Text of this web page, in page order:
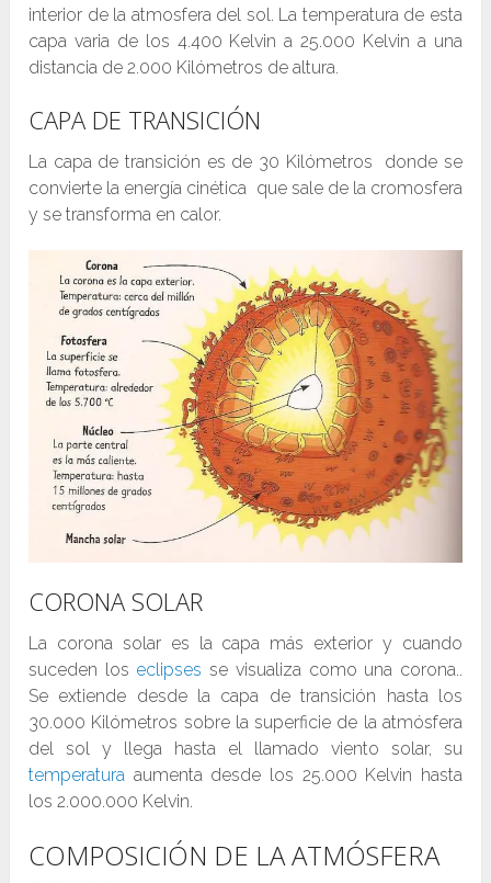
interior de la atmosfera del sol. La temperatura de esta
capa varia de los 4.400 Kelvin a 25.000 Kelvin a una
distancia de 2.000 Kilómetros de altura.
CAPA DE TRANSICIÓN
La capa de transición es de 30 Kilómetros donde se
convierte la energía cinética que sale de la cromosfera
y se transforma en calor.
CORONA SOLAR
La corona solar es la capa más exterior y cuando
suceden los eclipses se visualiza como una corona..
Se extiende desde la capa de transición hasta los
30.000 Kilómetros sobre la superficie de la atmósfera
del sol y llega hasta el llamado viento solar, su
temperatura aumenta desde los 25.000 Kelvin hasta
los 2.000.000 Kelvin.
COMPOSICIÓN DE LA ATMÓSFERA